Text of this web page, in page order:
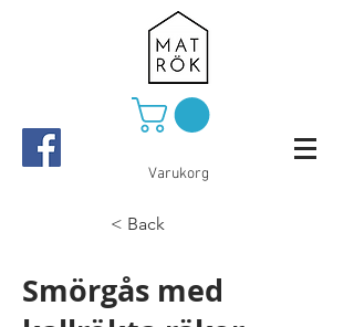
Varukorg
< Back
Smörgås med